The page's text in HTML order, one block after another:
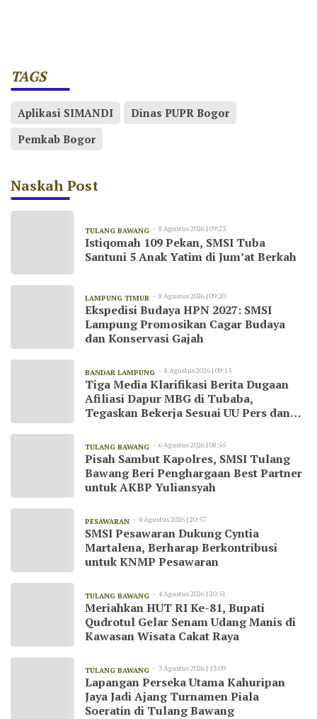
TAGS
Aplikasi SIMANDI
Dinas PUPR Bogor
Pemkab Bogor
Naskah Post
TULANG BAWANG 8 Agustus 2026 | 09:23
Istiqomah 109 Pekan, SMSI Tuba
Santuni 5 Anak Yatim di Jum’at Berkah
LAMPUNG TIMUR 8 Agustus 2026 | 09:20
Ekspedisi Budaya HPN 2027: SMSI
Lampung Promosikan Cagar Budaya
dan Konservasi Gajah
BANDAR LAMPUNG 8 Agustus 2026 | 09:15
Tiga Media Klarifikasi Berita Dugaan
Afiliasi Dapur MBG di Tubaba,
Tegaskan Bekerja Sesuai UU Pers dan
TULANG BAWANG 6 Agustus 2026 | 08:55
Pisah Sambut Kapolres, SMSI Tulang
Bawang Beri Penghargaan Best Partner
untuk AKBP Yuliansyah
PESAWARAN 4 Agustus 2026 | 20:57
SMSI Pesawaran Dukung Cyntia
Martalena, Berharap Berkontribusi
untuk KNMP Pesawaran
TULANG BAWANG 4 Agustus 2026 | 20:51
Meriahkan HUT RI Ke-81, Bupati
Qudrotul Gelar Senam Udang Manis di
Kawasan Wisata Cakat Raya
TULANG BAWANG 3 Agustus 2026 | 13:09
Lapangan Perseka Utama Kahuripan
Jaya Jadi Ajang Turnamen Piala
Soeratin di Tulang Bawang